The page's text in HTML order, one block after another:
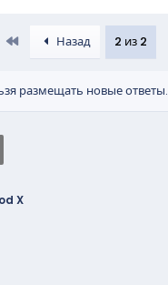
First Назад 2 из 2
размещать новые ответы.
X